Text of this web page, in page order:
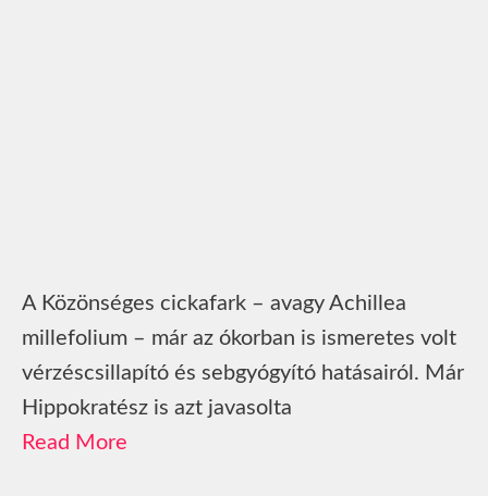
A Közönséges cickafark – avagy Achillea
millefolium – már az ókorban is ismeretes volt
vérzéscsillapító és sebgyógyító hatásairól. Már
Hippokratész is azt javasolta
Read More